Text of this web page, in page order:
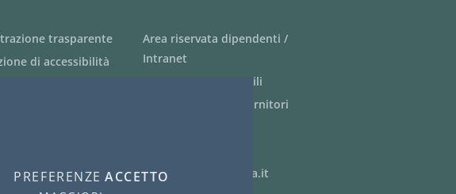
trasparente
di accessibilità
Area riservata dipendenti /
Intranet
Siti tematici - link utili
Informazioni per i fornitori
webmaster@ausl.vda.it
PREFERENZE ACCETTO